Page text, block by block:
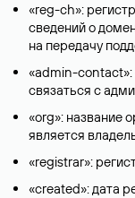
«reg-ch»:
сведений о
на передачу
«admin-contact»:
связаться с
«org»: название
является
«registrar»:
«created»: дата